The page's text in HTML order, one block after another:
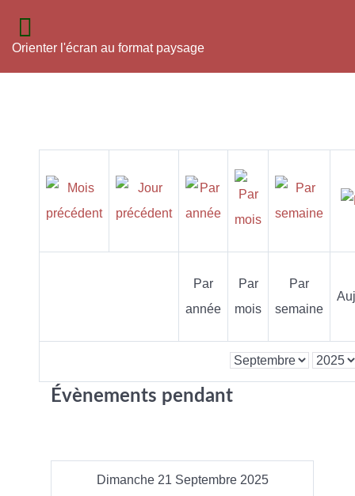
Orienter l'écran au format paysage
Par
année
Par
mois
Par
semaine
Évènements pendant
Dimanche 21 Septembre 2025